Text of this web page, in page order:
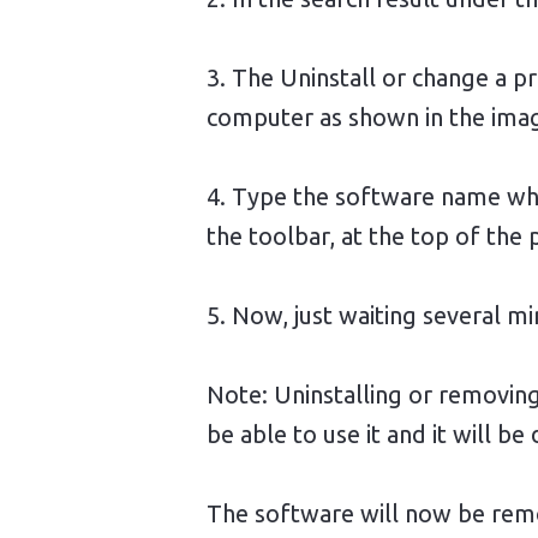
3. The Uninstall or change a
computer as shown in the
4. Type the software name
the toolbar, at the top of the
5. Now, just waiting several
Note: Uninstalling or
be able to use it and it will
The software will now be